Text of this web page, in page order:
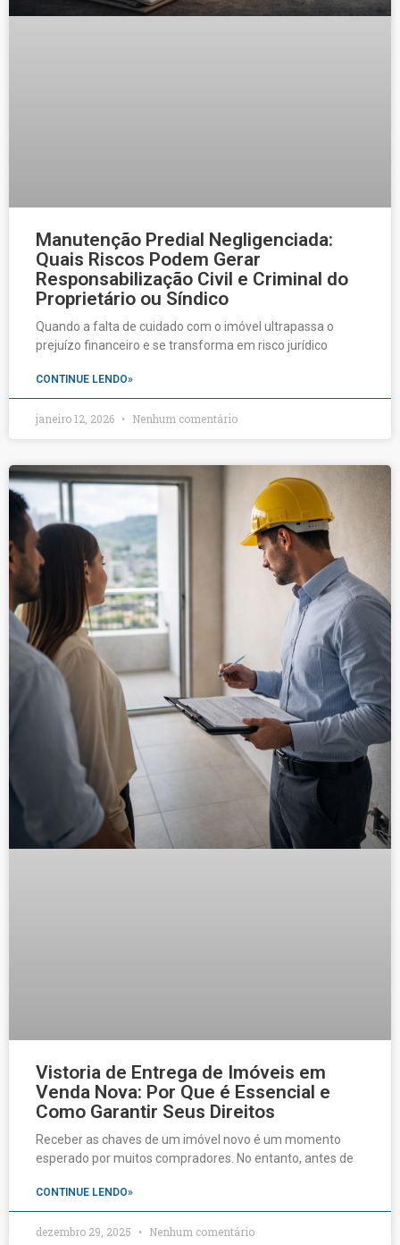
Manutenção Predial Negligenciada:
Quais Riscos Podem Gerar
Responsabilização Civil e Criminal do
Proprietário ou Síndico
Quando a falta de cuidado com o imóvel ultrapassa o
prejuízo financeiro e se transforma em risco jurídico
CONTINUE LENDO»
janeiro 12, 2026 Nenhum comentário
Vistoria de Entrega de Imóveis em
Venda Nova: Por Que é Essencial e
Como Garantir Seus Direitos
Receber as chaves de um imóvel novo é um momento
esperado por muitos compradores. No entanto, antes de
CONTINUE LENDO»
dezembro 29, 2025 Nenhum comentário